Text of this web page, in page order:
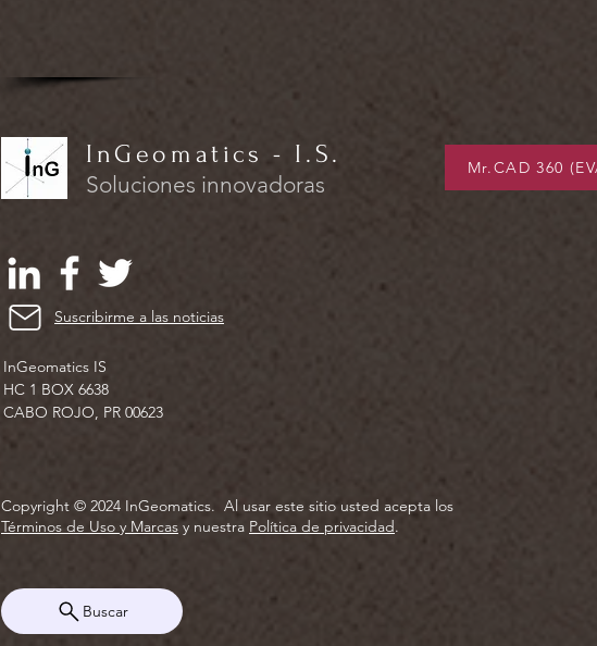
InGeomatics - I.S.
Soluciones innovadoras
Suscribirme a las noticias
InGeomatics IS
HC 1 BOX 6638
CABO ROJO, PR 00623
Mr.CAD 360
Copyright © 2024 InGeomatics. Al usar este sitio usted acepta los
Términos de Uso y Marcas y nuestra Política de privacidad.
Buscar